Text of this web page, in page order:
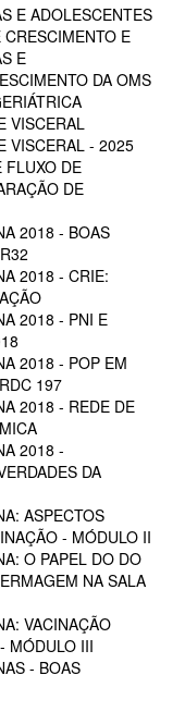
E ADOLESCENTES
E
E
DA OMS
VISCERAL
VISCERAL - 2025
FLUXO DE
DE
2018 - BOAS
2018 - CRIE:
2018 - PNI E
2018 - POP EM
197
2018 - REDE DE
2018 -
DA
ASPECTOS
- MÓDULO II
O PAPEL DO DO
NA SALA
VACINAÇÃO
MÓDULO III
- BOAS